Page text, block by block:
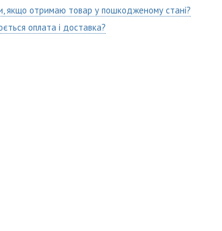
якщо отримаю товар у пошкодженому стані?
оплата і доставка?